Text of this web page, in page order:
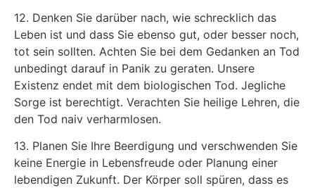
12. Denken Sie darüber nach, wie schrecklich das
Leben ist und dass Sie ebenso gut, oder besser noch,
tot sein sollten. Achten Sie bei dem Gedanken an Tod
unbedingt darauf in Panik zu geraten. Unsere
Existenz endet mit dem biologischen Tod. Jegliche
Sorge ist berechtigt. Verachten Sie heilige Lehren, die
den Tod naiv verharmlosen.
13. Planen Sie Ihre Beerdigung und verschwenden Sie
keine Energie in Lebensfreude oder Planung einer
lebendigen Zukunft. Der Körper soll spüren, dass es